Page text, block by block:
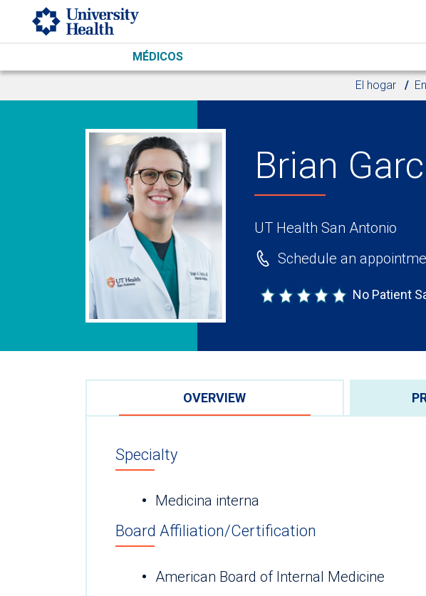
Skip to main content
MÉDICOS
El hogar
Brian
UT Health San Antonio
Schedule an
No Patient
OVERVIEW
Specialty
Medicina interna
Board Affiliation/Certification
American Board of Internal Medicine